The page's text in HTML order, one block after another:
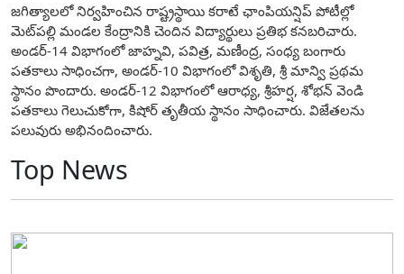
జగిత్యాలలో నిర్వహించిన రాష్ట్రస్థాయి కరాటే ఛాంపియన్షిప్ పోటీల్లో
మెట్‌పల్లి మండల కేంద్రానికి చెందిన విద్యార్థులు ప్రతిభ కనబరిచారు.
అండర్-14 విభాగంలో జాహ్నవి, పవిత్ర, మణీంద్ర, సంధ్య బంగారు
పతకాలు సాధించగా, అండర్-10 విభాగంలో విశృతి, శ్రీ మాన్వి ప్రథమ
స్థానం పొందారు. అండర్-12 విభాగంలో ఆరాధ్య, శ్రీహర్ష, శోభన్ వెండి
పతకాలు గెలుచుకోగా, కిషోర్ తృతీయ స్థానం సాధించారు. విజేతలను
పలువురు అభినందించారు.
Top News